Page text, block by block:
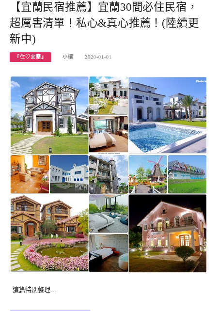
【宜蘭民宿推薦】宜蘭30間必住民宿，
超厲害清單！私心&真心推薦！(陸續更
新中)
『住♡宜蘭』 小環 2020-01-01
這篇特別整理…